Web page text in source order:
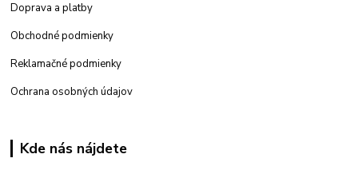
Doprava a platby
Obchodné podmienky
Reklamačné podmienky
Ochrana osobných údajov
Kde nás nájdete